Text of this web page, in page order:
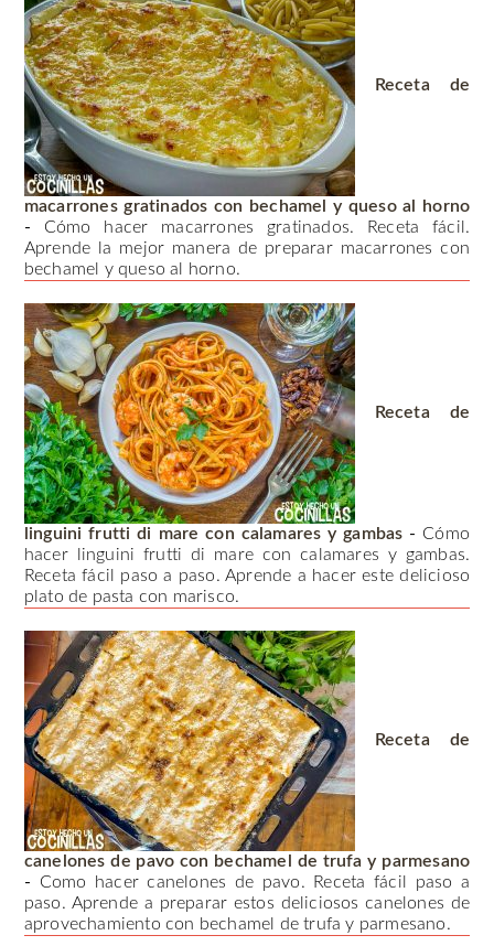
Receta de
macarrones gratinados con bechamel y queso al horno
-
Cómo hacer macarrones gratinados. Receta fácil.
Aprende la mejor manera de preparar macarrones con
bechamel y queso al horno.
Receta de
linguini frutti di mare con calamares y gambas - Cómo
hacer linguini frutti di mare con calamares y gambas.
Receta fácil paso a paso. Aprende a hacer este delicioso
plato de pasta con marisco.
Receta de
canelones de pavo con bechamel de trufa y parmesano
-
Como hacer canelones de pavo. Receta fácil paso a
paso. Aprende a preparar estos deliciosos canelones de
aprovechamiento con bechamel de trufa y parmesano.